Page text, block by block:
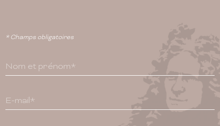
* Champs obligatoires
Nom et prénom*
E-mail*